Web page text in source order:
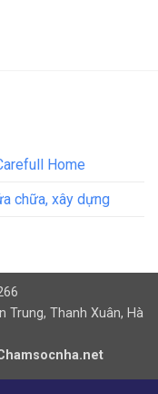
Home
chữa, xây dựng
Trung, Thanh Xuân, Hà